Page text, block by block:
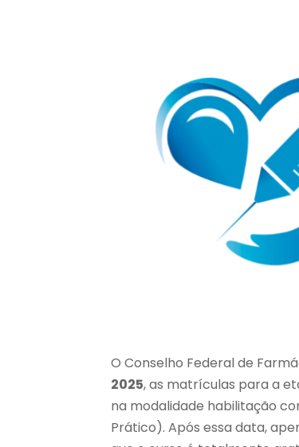
O Conselho Federal de
2025, as matrículas para a
na modalidade habilitação
Prático). Após essa data,